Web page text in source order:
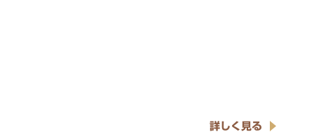
詳しく見る